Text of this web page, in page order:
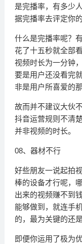
是完播率，有多少
据完播率去评定你
什么是完播率呢？
花了十五秒就全部
视频时长为一分钟
要是用户还没看完
非是用户所喜爱的
故而并不建议大伙
抖音运营规则不清
并非视频的时长。
08、器材不行
好些朋友一说起拍
棒的设备才行呢，
出来的视频赚不到
能够做到，就连手
的，最为关键的还
即便你运用了极为